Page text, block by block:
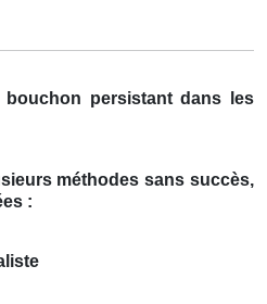
persistant dans les
méthodes sans succès,
: